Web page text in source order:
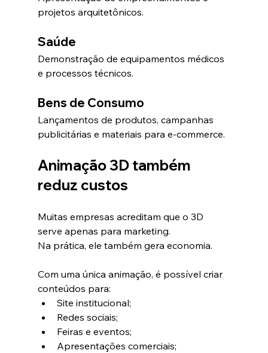
projetos arquitetônicos.
Saúde
Demonstração de equipamentos médicos
e processos técnicos.
Bens de Consumo
Lançamentos de produtos, campanhas
publicitárias e materiais para e-commerce.
Animação 3D também
reduz custos
Muitas empresas acreditam que o 3D
serve apenas para marketing.
Na prática, ele também gera economia.
Com uma única animação, é possível criar
conteúdos para:
Site institucional;
Redes sociais;
Feiras e eventos;
Apresentações comerciais;